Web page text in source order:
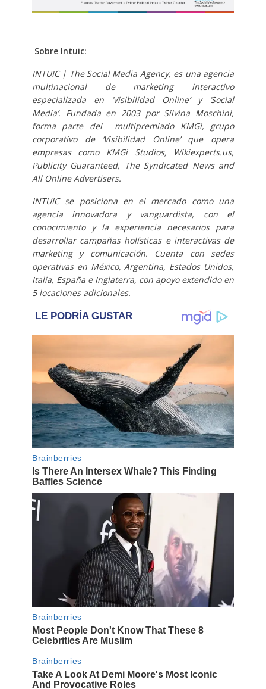
Sobre Intuic:
INTUIC | The Social Media Agency, es una agencia
multinacional de marketing interactivo
especializada en ‘Visibilidad Online’ y ‘Social
Media’. Fundada en 2003 por Silvina Moschini,
forma parte del multipremiado KMGi, grupo
corporativo de ‘Visibilidad Online’ que opera
empresas como KMGi Studios, Wikiexperts.us,
Publicity Guaranteed, The Syndicated News and
All Online Advertisers.
INTUIC se posiciona en el mercado como una
agencia innovadora y vanguardista, con el
conocimiento y la experiencia necesarios para
desarrollar campañas holísticas e interactivas de
marketing y comunicación. Cuenta con sedes
operativas en México, Argentina, Estados Unidos,
Italia, España e Inglaterra, con apoyo extendido en
5 locaciones adicionales.